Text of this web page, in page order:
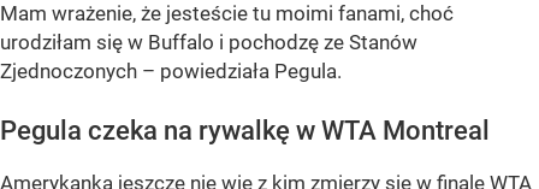
Mam wrażenie, że jesteście tu moimi fanami, choć
urodziłam się w Buffalo i pochodzę ze Stanów
Zjednoczonych – powiedziała Pegula.
Pegula czeka na rywalkę w WTA Montreal
Amerykanka jeszcze nie wie z kim zmierzy się w finale WTA